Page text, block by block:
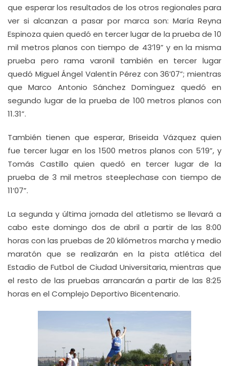
que esperar los resultados de los otros regionales para
ver si alcanzan a pasar por marca son: María Reyna
Espinoza quien quedó en tercer lugar de la prueba de 10
mil metros planos con tiempo de 43’19” y en la misma
prueba pero rama varonil también en tercer lugar
quedó Miguel Ángel Valentín Pérez con 36’07”; mientras
que Marco Antonio Sánchez Domínguez quedó en
segundo lugar de la prueba de 100 metros planos con
11.31”.
También tienen que esperar, Briseida Vázquez quien
fue tercer lugar en los 1500 metros planos con 5’19”, y
Tomás Castillo quien quedó en tercer lugar de la
prueba de 3 mil metros steeplechase con tiempo de
11’07”.
La segunda y última jornada del atletismo se llevará a
cabo este domingo dos de abril a partir de las 8:00
horas con las pruebas de 20 kilómetros marcha y medio
maratón que se realizarán en la pista atlética del
Estadio de Futbol de Ciudad Universitaria, mientras que
el resto de las pruebas arrancarán a partir de las 8:25
horas en el Complejo Deportivo Bicentenario.